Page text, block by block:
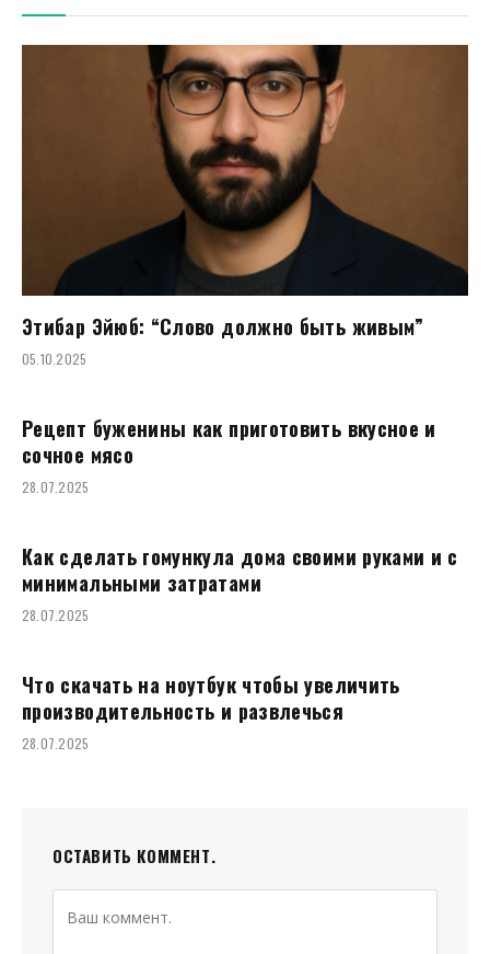
Этибар Эйюб: “Слово должно быть живым”
05.10.2025
Рецепт буженины как приготовить вкусное и
сочное мясо
28.07.2025
Как сделать гомункула дома своими руками и с
минимальными затратами
28.07.2025
Что скачать на ноутбук чтобы увеличить
производительность и развлечься
28.07.2025
ОСТАВИТЬ КОММЕНТ.